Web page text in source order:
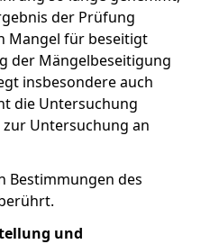
der Prüfung
Mangel für beseitigt
der Mängelbeseitigung
insbesondere auch
die Untersuchung
Untersuchung an
Bestimmungen des
und